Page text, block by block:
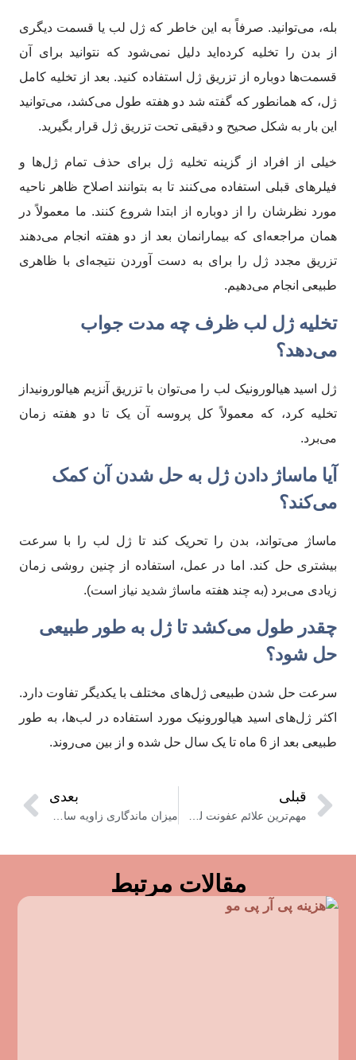
بله، می‌توانید. صرفاً به این خاطر که ژل لب یا قسمت دیگری
از بدن را تخلیه کرده‌اید دلیل نمی‌شود که نتوانید برای آن
قسمت‌ها دوباره از تزریق ژل استفاده کنید. بعد از تخلیه کامل
ژل، که همانطور که گفته شد دو هفته طول می‌کشد، می‌توانید
این بار به شکل صحیح و دقیقی تحت تزریق ژل قرار بگیرید.
خیلی از افراد از گزینه تخلیه ژل برای حذف تمام ژل‌ها و
فیلرهای قبلی استفاده می‌کنند تا به بتوانند اصلاح ظاهر ناحیه
مورد نظرشان را از دوباره از ابتدا شروع کنند. ما معمولاً در
همان مراجعه‌ای که بیمارانمان بعد از دو هفته انجام می‌دهند
تزریق مجدد ژل را برای به دست آوردن نتیجه‌ای با ظاهری
طبیعی انجام می‌دهیم.
تخلیه ژل لب ظرف چه مدت جواب
می‌دهد؟
ژل اسید هیالورونیک لب را می‌توان با تزریق آنزیم هیالورونیداز
تخلیه کرد، که معمولاً کل پروسه آن یک تا دو هفته زمان
می‌برد.
آیا ماساژ دادن ژل به حل شدن آن کمک
می‌کند؟
ماساژ می‌تواند، بدن را تحریک کند تا ژل لب را با سرعت
بیشتری حل کند. اما در عمل، استفاده از چنین روشی زمان
زیادی می‌برد (به چند هفته ماساژ شدید نیاز است).
چقدر طول می‌کشد تا ژل به طور طبیعی
حل شود؟
سرعت حل شدن طبیعی ژل‌های مختلف با یکدیگر تفاوت دارد.
اکثر ژل‌های اسید هیالورونیک مورد استفاده در لب‌ها، به طور
طبیعی بعد از 6 ماه تا یک سال حل شده و از بین می‌روند.
قبلی بعدی
مقالات مرتبط